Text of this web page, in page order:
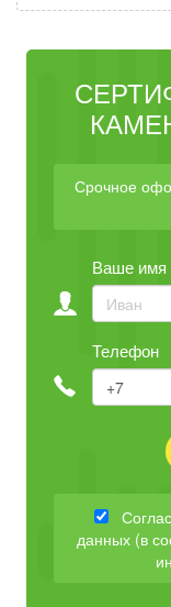
Срочное
Ваше имя
Телефон
данных (в